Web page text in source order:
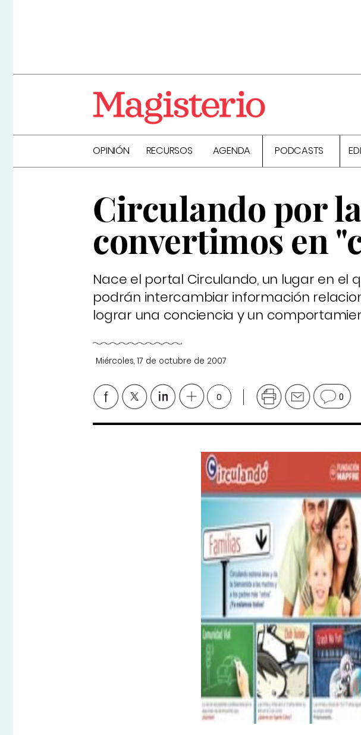
OPINIÓN RECURSOS AGENDA PODCASTS
Circulando por
convertimos en
Nace el portal Circulando, un lugar en el
podrán intercambiar información
lograr una conciencia y un
Miércoles, 17 de octubre de 2007
0 0